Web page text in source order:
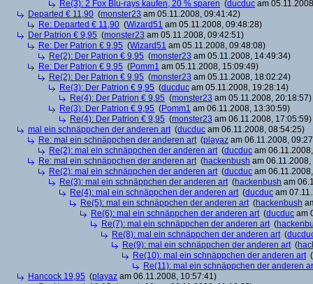
Re(3): 2 Fox Blu-rays kaufen, 20 % sparen (ducduc am
Departed € 11,90 (monster23 am 05.11.2008, 09:41:42)
Re: Departed € 11,90 (Wizard51 am 05.11.2008, 09:48:28)
Der Patrion € 9,95 (monster23 am 05.11.2008, 09:42:51)
Re: Der Patrion € 9,95 (Wizard51 am 05.11.2008, 09:48:08)
Re(2): Der Patrion € 9,95 (monster23 am 05.11.2008, 14:49:34)
Re: Der Patrion € 9,95 (Pomm1 am 05.11.2008, 15:09:49)
Re(2): Der Patrion € 9,95 (monster23 am 05.11.2008, 18:02:24)
Re(3): Der Patrion € 9,95 (ducduc am 05.11.2008, 19:28:14)
Re(4): Der Patrion € 9,95 (monster23 am 05.11.2008, 20:18:57)
Re(3): Der Patrion € 9,95 (Pomm1 am 06.11.2008, 13:30:59)
Re(4): Der Patrion € 9,95 (monster23 am 06.11.2008, 17:05:59)
mal ein schnäppchen der anderen art(ducduc am 06.11.2008, 08:54:25)
Re: mal ein schnäppchen der anderen art(playaz am 06.11.2008,
Re(2): mal ein schnäppchen der anderen art(ducduc am
Re: mal ein schnäppchen der anderen art(hackenbush am
Re(2): mal ein schnäppchen der anderen art(ducduc am
Re(3): mal ein schnäppchen der anderen art(hackenbush am
Re(4): mal ein schnäppchen der anderen art(ducduc am
Re(5): mal ein schnäppchen der anderen art(hackenbush
Re(6): mal ein schnäppchen der anderen art(ducduc am
Re(7): mal ein schnäppchen der anderen art(
Re(8): mal ein schnäppchen der anderen art(
Re(9): mal ein schnäppchen der anderen art(
Re(10): mal ein schnäppchen der anderen art(
Re(11): mal ein schnäppchen der anderen
Hancock 19,95 (playaz am 06.11.2008, 10:57:41)